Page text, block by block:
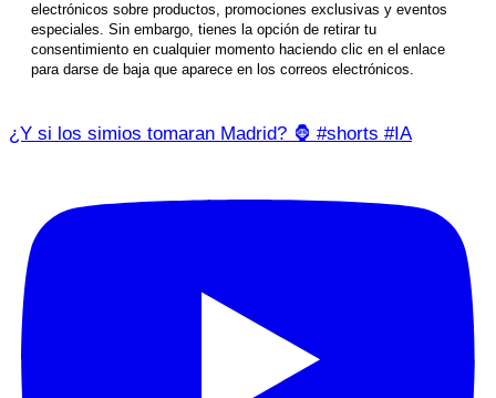
electrónicos sobre productos, promociones exclusivas y eventos
especiales. Sin embargo, tienes la opción de retirar tu
consentimiento en cualquier momento haciendo clic en el enlace
para darse de baja que aparece en los correos electrónicos.
¿Y si los simios tomaran Madrid? 🦍 #shorts #IA